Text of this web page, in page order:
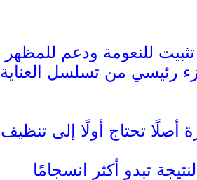
للنعومة ودعم للمظهر
رئيسي من تسلسل العناية.
أصلًا تحتاج أولًا إلى تنظيف